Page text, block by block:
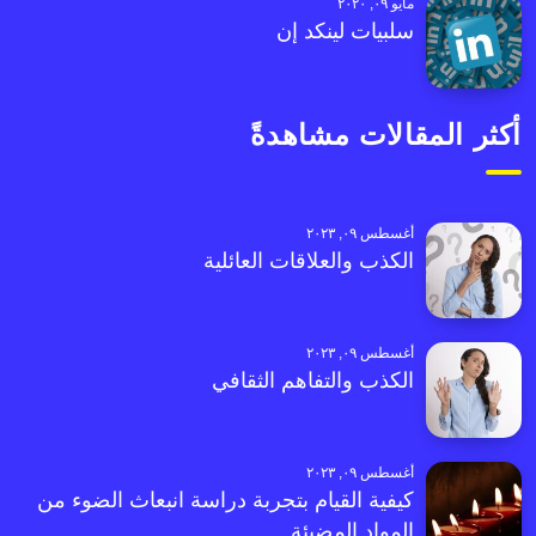
مايو ٠٩, ٢٠٢٠
سلبيات لينكد إن
أكثر المقالات مشاهدةً
أغسطس ٠٩, ٢٠٢٣
الكذب والعلاقات العائلية
أغسطس ٠٩, ٢٠٢٣
الكذب والتفاهم الثقافي
أغسطس ٠٩, ٢٠٢٣
كيفية القيام بتجربة دراسة انبعاث الضوء من
المواد المضيئة